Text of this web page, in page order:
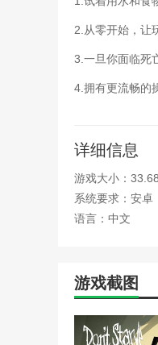
2.从零开始，让
3.一旦你面临死
4.拥有更流畅的
详细信息
游戏大小：
系统要求：安卓
语言：中文
游戏截图